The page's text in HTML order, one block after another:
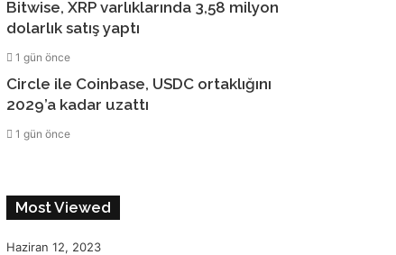
Bitwise, XRP varlıklarında 3,58 milyon
dolarlık satış yaptı
1 gün önce
Circle ile Coinbase, USDC ortaklığını
2029’a kadar uzattı
1 gün önce
Most Viewed
Haziran 12, 2023